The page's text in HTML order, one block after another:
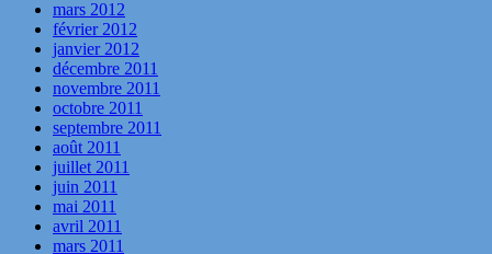
mars 2012
février 2012
janvier 2012
décembre 2011
novembre 2011
octobre 2011
septembre 2011
août 2011
juillet 2011
juin 2011
mai 2011
avril 2011
mars 2011